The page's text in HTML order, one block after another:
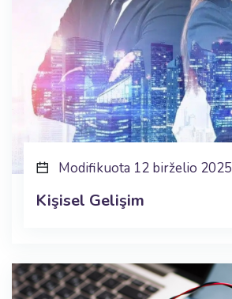
Modifikuota 12 birželio 2025
Kişisel Gelişim